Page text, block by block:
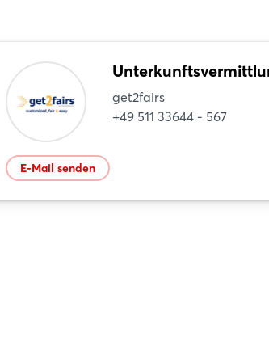
get2fairs
+49 511 33644 - 567
E-Mail senden